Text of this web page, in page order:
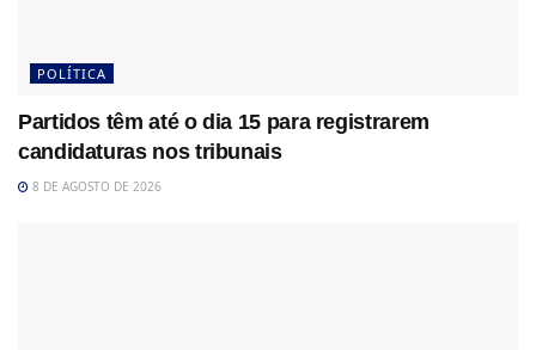
POLÍTICA
Partidos têm até o dia 15 para registrarem
candidaturas nos tribunais
8 DE AGOSTO DE 2026